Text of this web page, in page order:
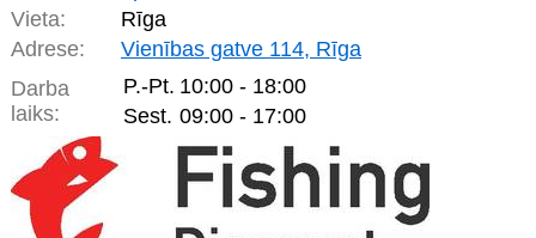
Vieta:
Rīga
Adrese:
Vienības gatve 114, Rīga
Darba
laiks:
P.-Pt. 10:00 - 18:00
Sest. 09:00 - 17:00